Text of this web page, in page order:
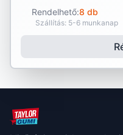
Rendelhető:8 db
Szállítás: 5-6 munkanap